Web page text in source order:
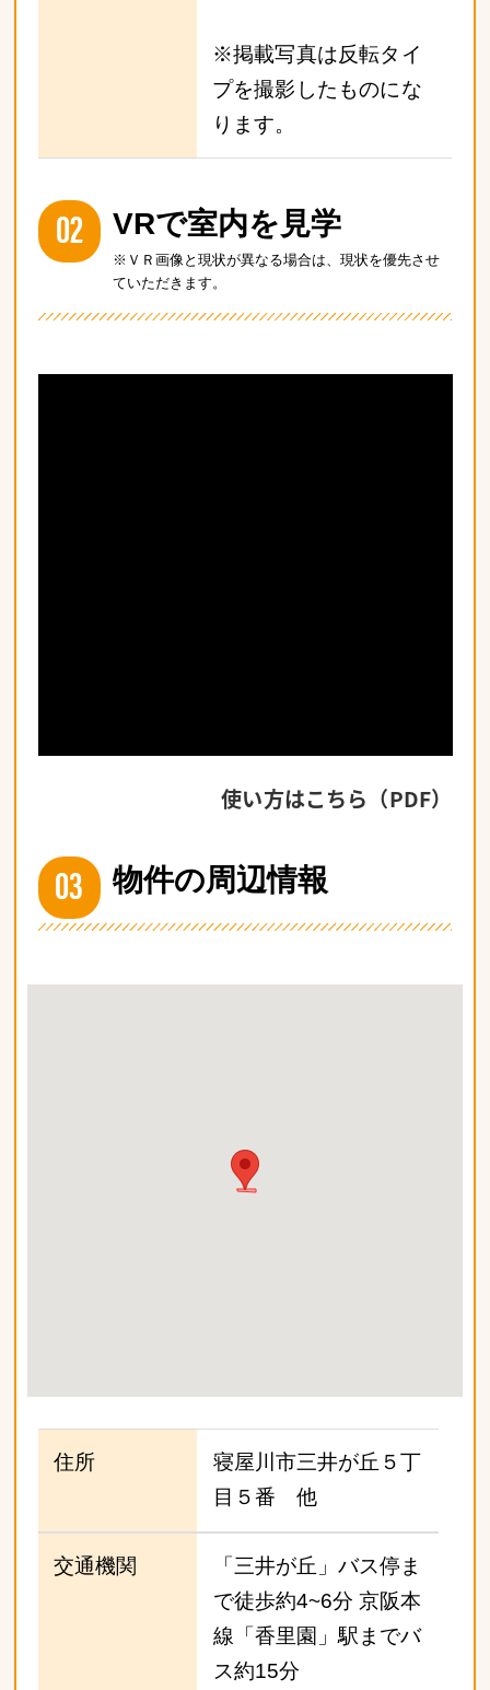
※掲載写真は反転タイ
プを撮影したものにな
ります。
02 VRで室内を見学
※ＶＲ画像と現状が異なる場合は、現状を優先させ
ていただきます。
使い方はこちら（PDF）
03 物件の周辺情報
住所
寝屋川市三井が丘５丁
目５番 他
交通機関
「三井が丘」バス停ま
で徒歩約4~6分 京阪本
線「香里園」駅までバ
ス約15分